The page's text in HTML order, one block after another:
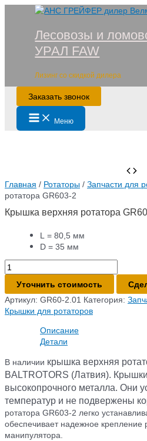
Перейти
содержимомуЛесовозы и
УРАЛ FAW
Лизинг со скидкой дилера
Заказать звонок
Main
Menu Меню
Главная / Ротаторы / Запчасти для
ротатора GR603-2
Крышка верхняя ротатора
L = 80,5 мм
D = 35 мм
Количество
товара
Крышка
верхняя
ротатора
Уточнить стоимость
Артикул: GR60-2.01 Категория:
Крышки для ротаторов
Описание
Детали
В наличии крышка верхняя
BALTROTORS (Латвия).
высокопрочного металла. Они
температур и не подвержены
ротатора GR603-2 легко
обеспечивает надежное крепление
манипулятора.